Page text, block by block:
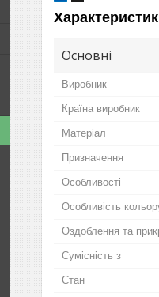
Основні
Виробник
Країна виробник
Матеріал
Призначення
Особливості
Особливість
Оздоблення та
Сумісність з
Стан